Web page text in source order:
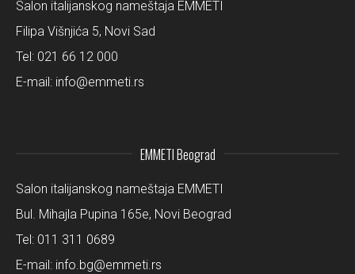
Salon italijanskog nameštaja EMMETI
Filipa Višnjića 5, Novi Sad
Tel: 021 66 12 000
E-mail: info@emmeti.rs
EMMETI Beograd
Salon italijanskog nameštaja EMMETI
Bul. Mihajla Pupina 165e, Novi Beograd
Tel: 011 311 0689
E-mail: info.bg@emmeti.rs